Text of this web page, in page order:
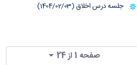
جلسه درس اخلاق (1404/02/03)
صفحه 1 از 24